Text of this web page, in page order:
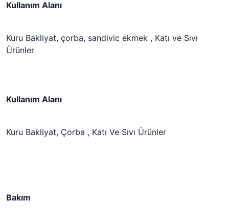
Kullanım Alanı
Kuru Bakliyat, çorba, sandivic ekmek , Katı ve Sıvı
Ürünler
Kullanım Alanı
Kuru Bakliyat, Çorba , Katı Ve Sıvı Ürünler
Bakım